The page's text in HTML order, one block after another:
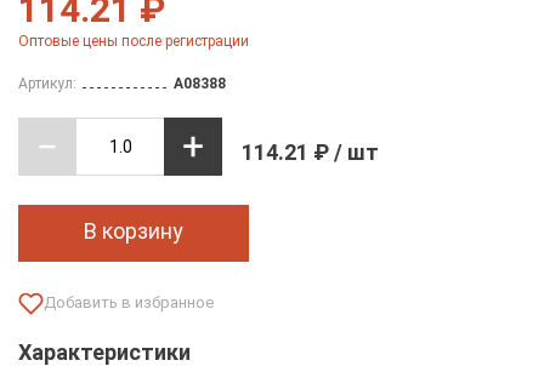
114.21 ₽
Оптовые цены после регистрации
Артикул: A08388
114.21 ₽ / шт
В корзину
Характеристики